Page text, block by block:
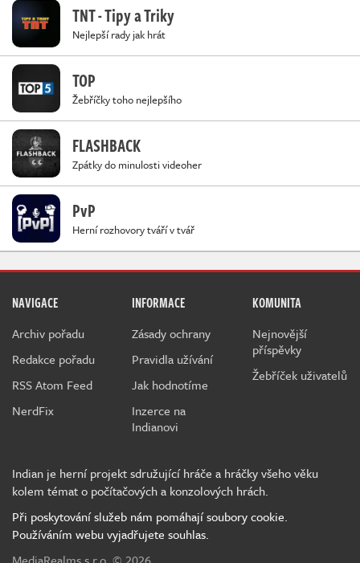
TNT - Tipy a Triky
Nejlepší rady jak hrát
TOP
Žebříčky toho nejlepšího
FLASHBACK
Zpátky do minulosti videoher
PvP
Herní rozhovory tváří v tvář
NAVIGACE
Archiv pořadu
Redakce pořadu
RSS Atom Feed
NerdFix
INFORMACE
Zásady ochrany
Pravidla užívání
Jak hodnotíme
Inzerce na
Indianovi
KOMUNITA
Nejnovější
příspěvky
Žebříček uživatelů
Indian je herní projekt sdružující hráče a hráčky všeho věku
kolem témat o počítačových a konzolových hrách.
Při poskytování služeb nám pomáhají soubory cookie.
Používáním webu vyjadřujete souhlas.